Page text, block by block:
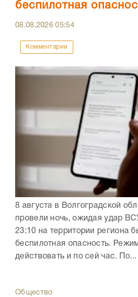
беспилотная
08.08.202605:54
Комментарии
8 августа в Волгоградской
провели ночь, ожидая удар
23:10 на территории региона
беспилотная опасность.
действовать и по сей час. По...
Общество